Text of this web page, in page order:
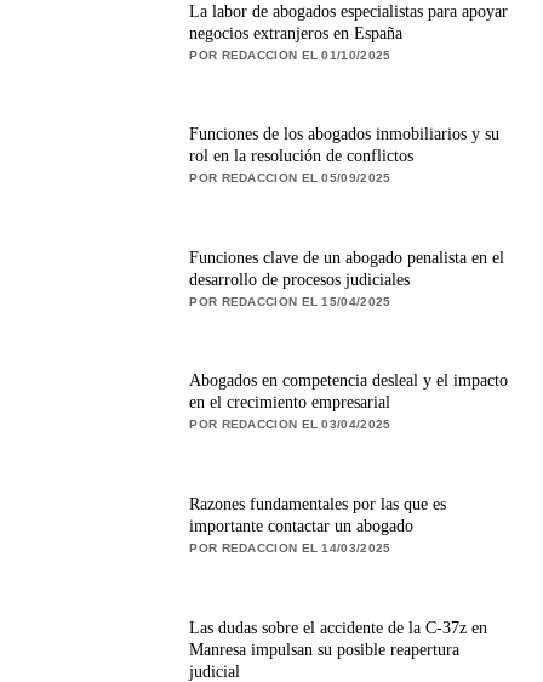
La labor de abogados especialistas para apoyar
negocios extranjeros en España
POR REDACCION EL 01/10/2025
Funciones de los abogados inmobiliarios y su
rol en la resolución de conflictos
POR REDACCION EL 05/09/2025
Funciones clave de un abogado penalista en el
desarrollo de procesos judiciales
POR REDACCION EL 15/04/2025
Abogados en competencia desleal y el impacto
en el crecimiento empresarial
POR REDACCION EL 03/04/2025
Razones fundamentales por las que es
importante contactar un abogado
POR REDACCION EL 14/03/2025
Las dudas sobre el accidente de la C-37z en
Manresa impulsan su posible reapertura
judicial